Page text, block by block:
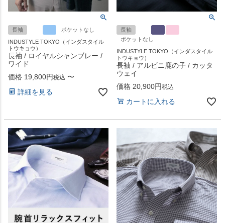
長袖
ポケットなし
INDUSTYLE TOKYO（インダスタイル
トウキョウ）
長袖 / ロイヤルシャンブレー /
ワイド
価格 19,800 税込 〜
詳細を見る
長袖
ポケットなし
INDUSTYLE TOKYO（インダスタイル
トウキョウ）
長袖 / アルビニ鹿の子 / カッタ
ウェイ
価格 20,900 税込
カートに入れる